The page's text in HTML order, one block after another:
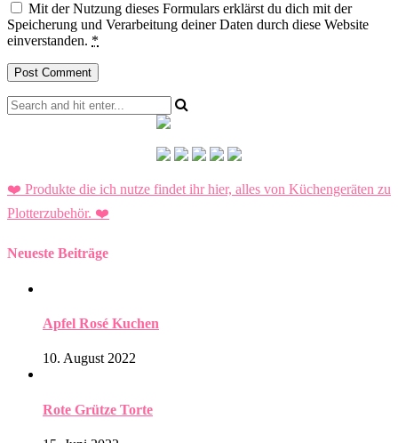
Mit der Nutzung dieses Formulars erklärst du dich mit der
Speicherung und Verarbeitung deiner Daten durch diese Website
einverstanden. *
❤️ Produkte die ich nutze findet ihr hier, alles von Küchengeräten zu
Plotterzubehör. ❤️
Neueste Beiträge
Apfel Rosé Kuchen
10. August 2022
Rote Grütze Torte